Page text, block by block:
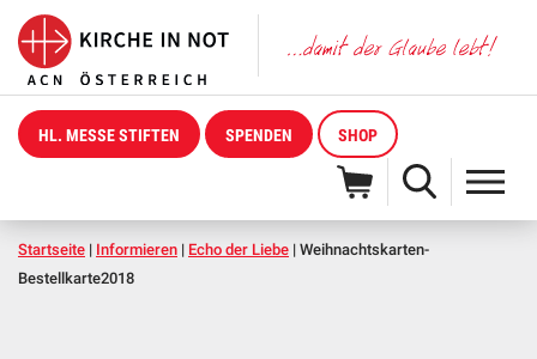
HL. MESSE STIFTEN SPENDEN SHOP
Startseite | Informieren | Echo der Liebe | Weihnachtskarten-
Bestellkarte2018